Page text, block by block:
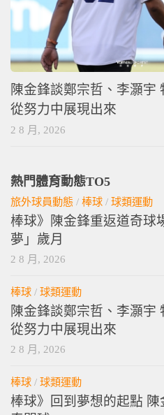
陳金鋒談鄭宗哲、李灝宇
從努力中展現出來
2 8 月, 2026
熱門體育動態TO5
旅外球員動態 / 棒球 / 球類運動
棒球》陳金鋒重返道奇
夢」歲月
2 8 月, 2026
棒球 / 球類運動
陳金鋒談鄭宗哲、李灝宇
從努力中展現出來
2 8 月, 2026
棒球 / 球類運動
棒球》回到夢想的起點